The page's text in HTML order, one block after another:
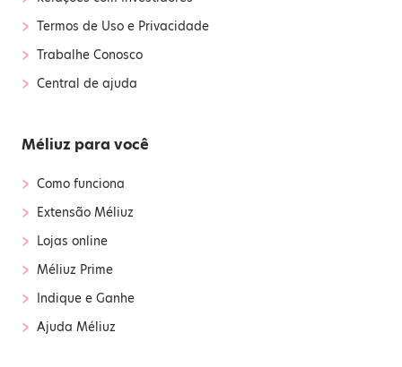
› Termos de Uso e Privacidade
› Trabalhe Conosco
› Central de ajuda
Méliuz para você
› Como funciona
› Extensão Méliuz
› Lojas online
› Méliuz Prime
› Indique e Ganhe
› Ajuda Méliuz